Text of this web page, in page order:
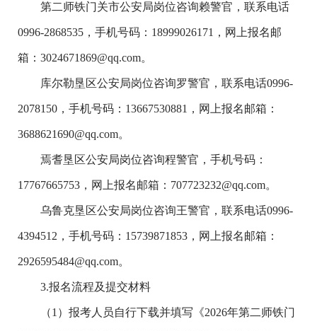
第二师铁门关市公安局岗位咨询赖警官，联系电话
0996-2868535，手机号码：18999026171，网上报名邮
箱：3024671869@qq.com。
库尔勒垦区公安局岗位咨询罗警官，联系电话0996-
2078150，手机号码：13667530881，网上报名邮箱：
3688621690@qq.com。
焉耆垦区公安局岗位咨询程警官，手机号码：
17767665753，网上报名邮箱：707723232@qq.com。
乌鲁克垦区公安局岗位咨询王警官，联系电话0996-
4394512，手机号码：15739871853，网上报名邮箱：
2926595484@qq.com。
3.报名流程及提交材料
（1）报考人员自行下载并填写《2026年第二师铁门